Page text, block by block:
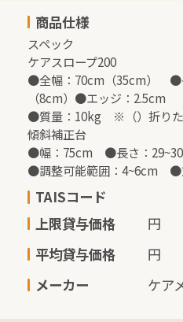
商品仕様
スペック
ケアスロープ200
●全幅：70cm（35cm）　●
（8cm）●エッジ：2.5cm
●質量：10kg　※（）折り
傾斜補正台
●幅：75cm　●長さ：
●調整可能範囲：4~6cm　●
TAISコード
上限貸与価格
円
平均貸与価格
円
メーカー
ケア